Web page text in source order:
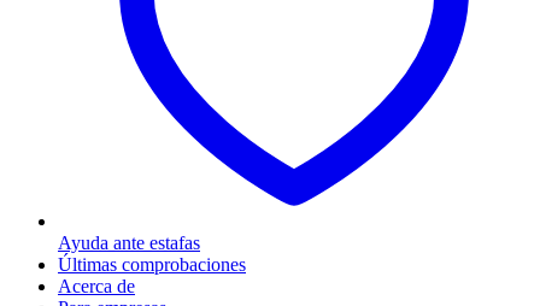
Ayuda ante estafas
Últimas comprobaciones
Acerca de